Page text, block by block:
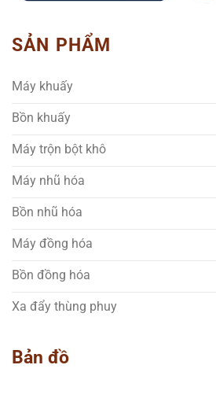
SẢN PHẨM
Máy khuấy
Bồn khuấy
Máy trộn bột khô
Máy nhũ hóa
Bồn nhũ hóa
Máy đồng hóa
Bồn đồng hóa
Xa đẩy thùng phuy
Bản đồ